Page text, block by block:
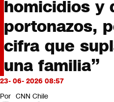
Opinión
homicidios y
portonazos,
cifra que
una familia”
23- 06- 2026 08:57
Por CNN Chile